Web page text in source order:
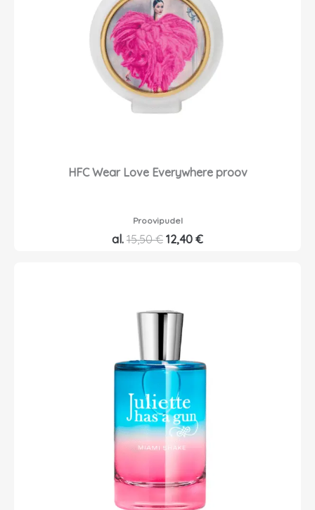
HFC Wear Love Everywhere proov
Proovipudel
al. 15,50€ A
e
h
n
o
l
i
:
5
,
12,40 €P
e
n
d
o
n
:
1